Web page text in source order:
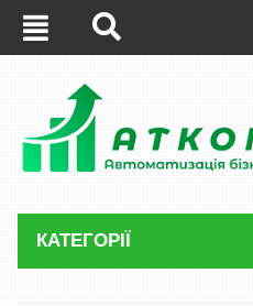
КАТЕГОРІЇ